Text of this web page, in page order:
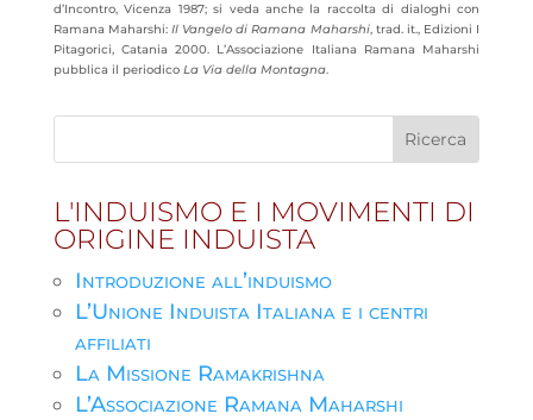
d’Incontro, Vicenza 1987; si veda anche la raccolta di dialoghi con
Ramana Maharshi:Il Vangelo di Ramana Maharshi, trad. it., Edizioni I
Pitagorici, Catania 2000. L’Associazione Italiana Ramana Maharshi
pubblica il periodico La Via della Montagna.
L'INDUISMO E I MOVIMENTI DI
ORIGINE INDUISTA
Introduzione all’induismo
L’Unione Induista Italiana e i centri
affiliati
La Missione Ramakrishna
L’Associazione Ramana Maharshi